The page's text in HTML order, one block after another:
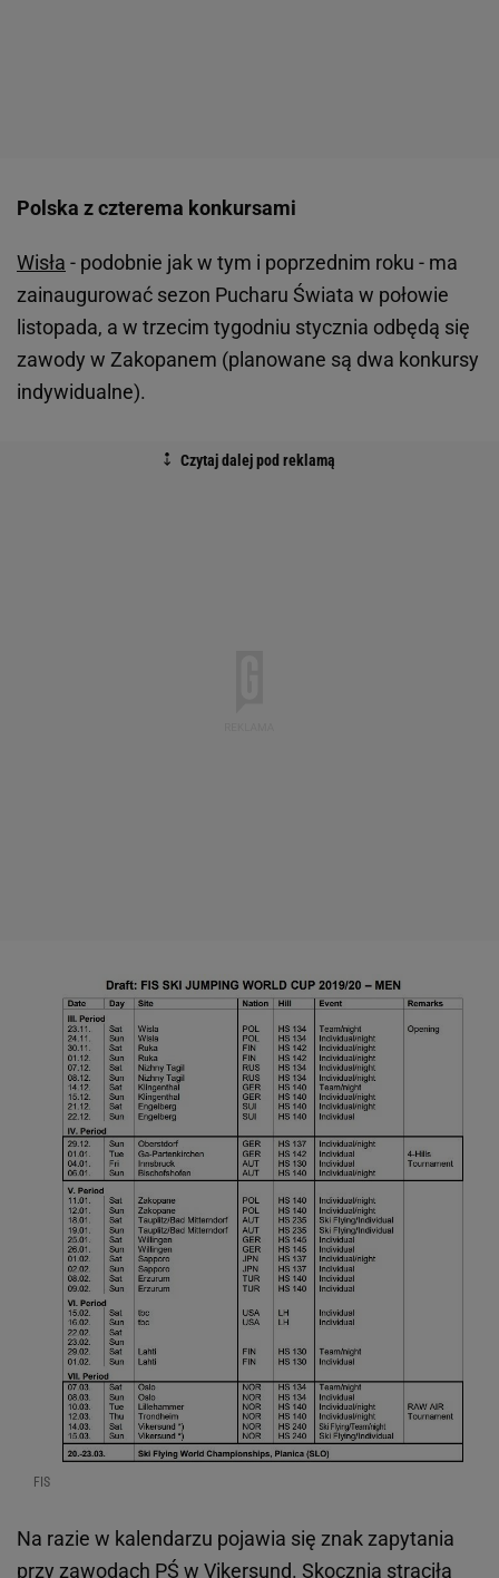
Polska z czterema konkursami
Wisła - podobnie jak w tym i poprzednim roku - ma
zainaugurować sezon Pucharu Świata w połowie
listopada, a w trzecim tygodniu stycznia odbędą się
zawody w Zakopanem (planowane są dwa konkursy
indywidualne).
FIS
Na razie w kalendarzu pojawia się znak zapytania
przy zawodach PŚ w Vikersund. Skocznia straciła